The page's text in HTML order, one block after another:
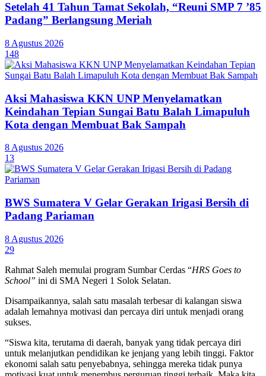
Setelah 41 Tahun Tamat Sekolah, “Reuni SMP 7 ’85
Padang” Berlangsung Meriah
8 Agustus 2026
148
Aksi Mahasiswa KKN UNP Menyelamatkan
Keindahan Tepian Sungai Batu Balah Limapuluh
Kota dengan Membuat Bak Sampah
8 Agustus 2026
13
BWS Sumatera V Gelar Gerakan Irigasi Bersih di
Padang Pariaman
8 Agustus 2026
29
Rahmat Saleh memulai program Sumbar Cerdas “HRS Goes to
School” ini di SMA Negeri 1 Solok Selatan.
Disampaikannya, salah satu masalah terbesar di kalangan siswa
adalah lemahnya motivasi dan percaya diri untuk menjadi orang
sukses.
“Siswa kita, terutama di daerah, banyak yang tidak percaya diri
untuk melanjutkan pendidikan ke jenjang yang lebih tinggi. Faktor
ekonomi salah satu penyebabnya, sehingga mereka tidak punya